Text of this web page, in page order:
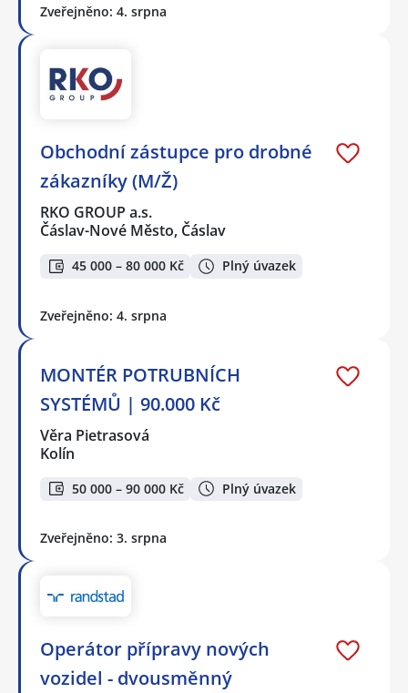
Zveřejněno: 4. srpna
Obchodní zástupce pro drobné
zákazníky (M/Ž)
RKO GROUP a.s.
Čáslav-Nové Město, Čáslav
45 000 – 80 000 Kč Plný úvazek
Zveřejněno: 4. srpna
MONTÉR POTRUBNÍCH
SYSTÉMŮ | 90.000 Kč
Věra Pietrasová
Kolín
50 000 – 90 000 Kč Plný úvazek
Zveřejněno: 3. srpna
Operátor přípravy nových
vozidel - dvousměnný